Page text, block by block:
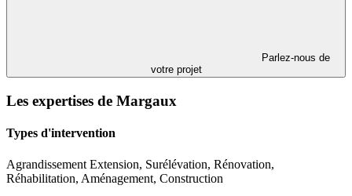
Parlez-nous de
votre projet
Les expertises de Margaux
Types d'intervention
Agrandissement Extension, Surélévation, Rénovation,
Réhabilitation, Aménagement, Construction